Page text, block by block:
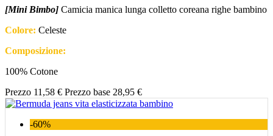
[Mini Bimbo] Camicia manica lunga colletto coreana righe bambino
Colore: Celeste
Composizione:
100% Cotone
Prezzo 11,58 € Prezzo base 28,95 €
-60%